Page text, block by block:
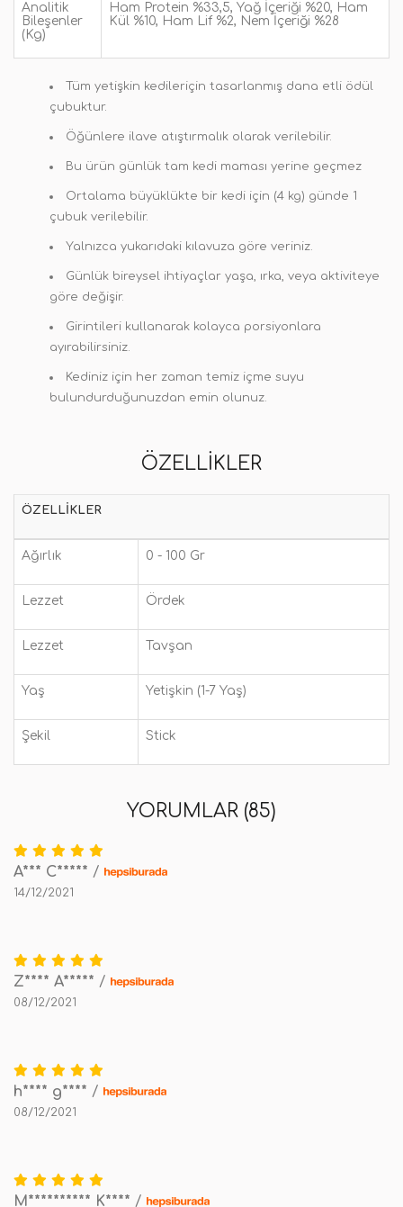
Analitik
Bileşenler
(Kg)
Ham Protein %33,5, Yağ İçeriği %20, Ham
Kül %10, Ham Lif %2, Nem İçeriği %28
Tüm yetişkin kedileriçin tasarlanmış dana etli ödül
çubuktur.
Öğünlere ilave atıştırmalık olarak verilebilir.
Bu ürün günlük tam kedi maması yerine geçmez
Ortalama büyüklükte bir kedi için (4 kg) günde 1
çubuk verilebilir.
Yalnızca yukarıdaki kılavuza göre veriniz.
Günlük bireysel ihtiyaçlar yaşa, ırka, veya aktiviteye
göre değişir.
Girintileri kullanarak kolayca porsiyonlara
ayırabilirsiniz.
Kediniz için her zaman temiz içme suyu
bulundurduğunuzdan emin olunuz.
ÖZELLIKLER
ÖZELLIKLER
Ağırlık 0 - 100 Gr
Lezzet Ördek
Lezzet Tavşan
Yaş Yetişkin (1-7 Yaş)
Şekil Stick
YORUMLAR (85)
A*** C***** /
14/12/2021
Z**** A***** /
08/12/2021
h**** g**** /
08/12/2021
M********** K**** /